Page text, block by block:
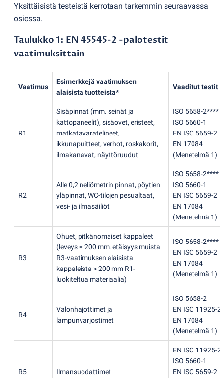
Yksittäisistä testeistä kerrotaan tarkemmin seuraavassa
osiossa.
Taulukko 1: EN 45545-2 -palotestit
vaatimuksittain
Vaatimus
Esimerkkejä vaatimuksen
alaisista tuotteista*
Vaaditut testit
R1
Sisäpinnat (mm. seinät ja
kattopaneelit), sisäovet, eristeet,
matkatavaratelineet,
ikkunapuitteet, verhot, roskakorit,
ilmakanavat, näyttöruudut
ISO 5658-2****
ISO 5660-1
EN ISO 5659-2
EN 17084
(Menetelmä 1)
R2
Alle 0,2 neliömetrin pinnat, pöytien
yläpinnat, WC-tilojen pesualtaat,
vesi- ja ilmasäiliöt
ISO 5658-2****
ISO 5660-1
EN ISO 5659-2
EN 17084
(Menetelmä 1)
R3
Ohuet, pitkänomaiset kappaleet
(leveys ≤ 200 mm, etäisyys muista
R3-vaatimuksen alaisista
kappaleista > 200 mm R1-
luokiteltua materiaalia)
ISO 5658-2****
EN ISO 5659-2
EN 17084
(Menetelmä 1)
R4
Valonhajottimet ja
lampunvarjostimet
ISO 5658-2
EN ISO 11925-
EN 17084
(Menetelmä 1)
R5 Ilmansuodattimet
EN ISO 11925-
ISO 5660-1
EN ISO 5659-2